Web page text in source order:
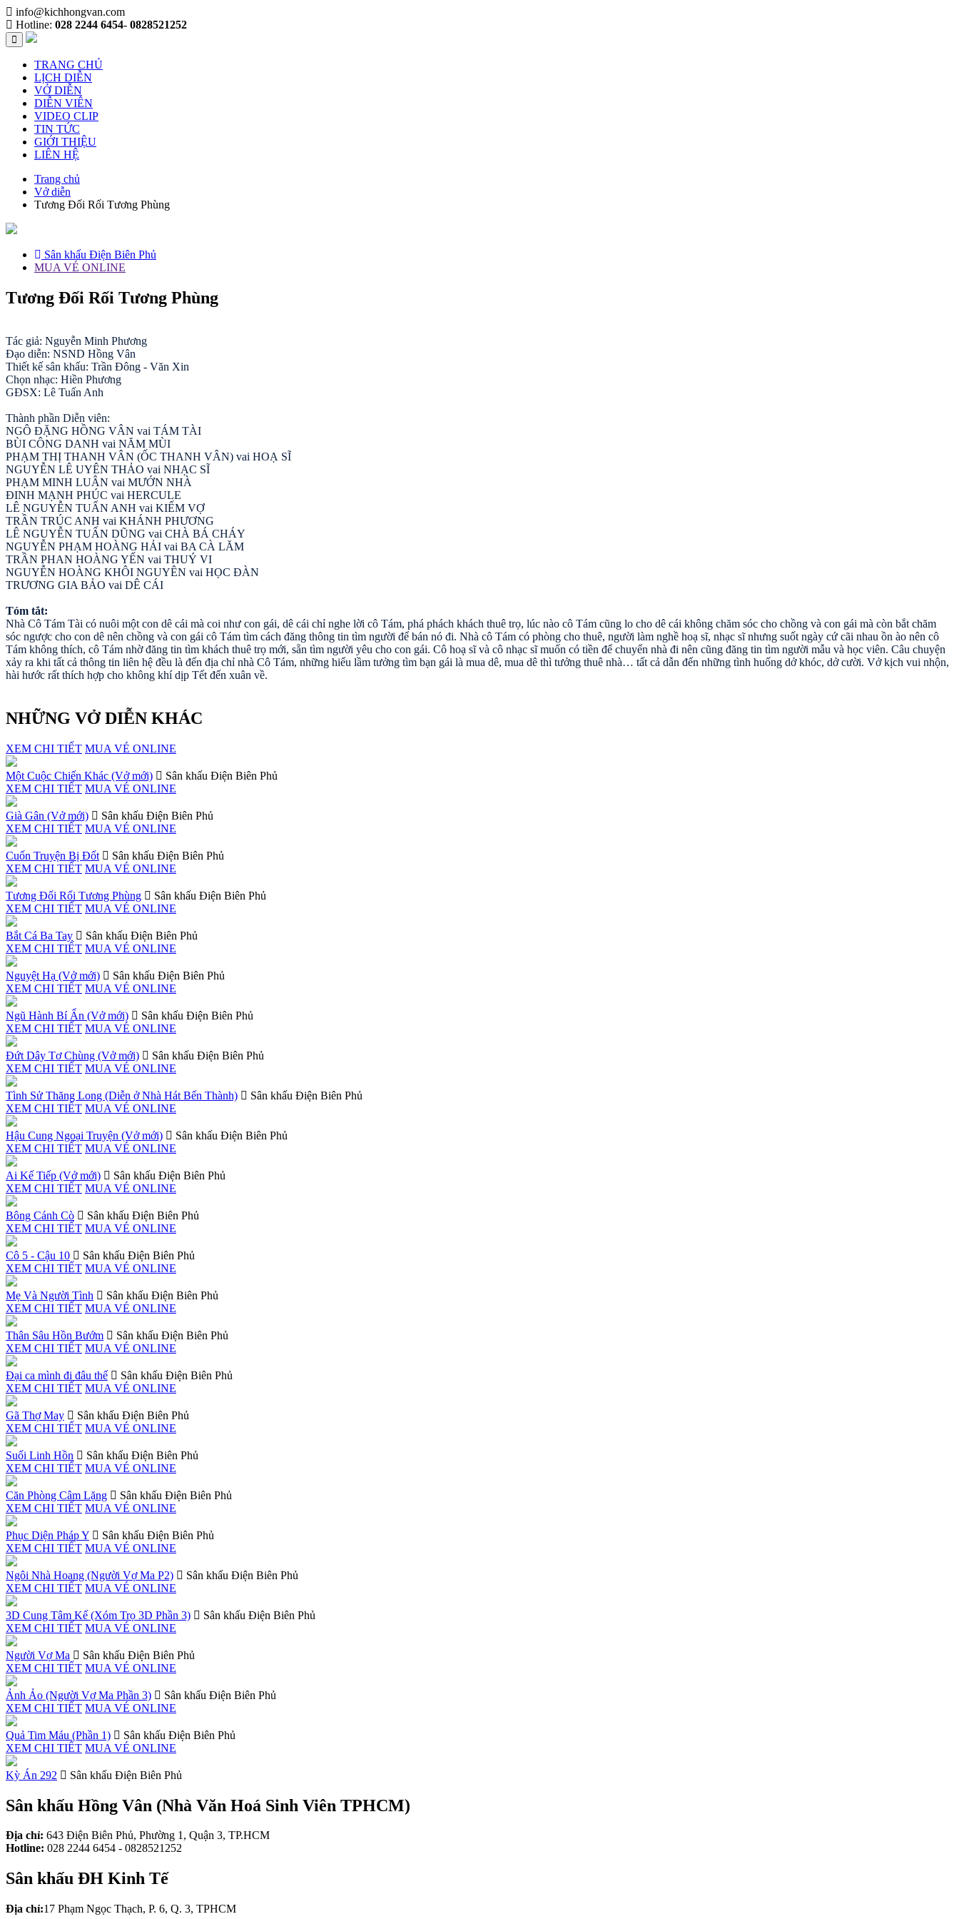
info@kichhongvan.com
Hotline: 028 2244 6454- 0828521252
TRANG CHỦ
LỊCH DIỄN
VỞ DIỄN
DIỄN VIÊN
VIDEO CLIP
TIN TỨC
GIỚI THIỆU
LIÊN HỆ
Trang chủ
Vở diễn
Tương Đối Rối Tương Phùng
Sân khấu Điện Biên Phủ
MUA VÉ ONLINE
Tương Đối Rối Tương Phùng
Tác giả: Nguyễn Minh Phương
Đạo diễn: NSND Hồng Vân
Thiết kế sân khấu: Trần Đông - Văn Xin
Chọn nhạc: Hiền Phương
GĐSX: Lê Tuấn Anh
Thành phần Diễn viên:
NGÔ ĐẶNG HỒNG VÂN vai TÁM TÀI
BÙI CÔNG DANH vai NĂM MÙI
PHẠM THỊ THANH VÂN (ỐC THANH VÂN) vai HOẠ SĨ
NGUYỄN LÊ UYÊN THẢO vai NHẠC SĨ
PHẠM MINH LUÂN vai MƯỚN NHÀ
ĐINH MẠNH PHÚC vai HERCULE
LÊ NGUYỄN TUẤN ANH vai KIẾM VỢ
TRẦN TRÚC ANH vai KHÁNH PHƯƠNG
LÊ NGUYỄN TUẤN DŨNG vai CHÀ BÁ CHÁY
NGUYỄN PHẠM HOÀNG HẢI vai BA CÀ LĂM
TRẦN PHAN HOÀNG YẾN vai THUÝ VI
NGUYỄN HOÀNG KHÔI NGUYÊN vai HỌC ĐÀN
TRƯƠNG GIA BẢO vai DÊ CÁI
Tóm tắt:
Nhà Cô Tám Tài có nuôi một con dê cái mà coi như con gái, dê cái chỉ nghe lời cô Tám, phá phách khách thuê trọ, lúc nào cô Tám cũng lo cho dê cái không chăm sóc cho chồng và con gái mà còn bắt chăm
sóc ngược cho con dê nên chồng và con gái cô Tám tìm cách đăng thông tin tìm người để bán nó đi. Nhà cô Tám có phòng cho thuê, người làm nghề hoạ sĩ, nhạc sĩ nhưng suốt ngày cứ cãi nhau ồn ào nên cô
Tám không thích, cô Tám nhờ đăng tin tìm khách thuê trọ mới, sẵn tìm người yêu cho con gái. Cô hoạ sĩ và cô nhạc sĩ muốn có tiền để chuyển nhà đi nên cũng đăng tin tìm người mẫu và học viên. Câu chuyện
xảy ra khi tất cả thông tin liên hệ đều là đến địa chỉ nhà Cô Tám, những hiểu lầm tưởng tìm bạn gái là mua dê, mua dê thì tưởng thuê nhà… tất cả dẫn đến những tình huống dở khóc, dở cười. Vở kịch vui nhộn,
hài hước rất thích hợp cho không khí dịp Tết đến xuân về.
NHỮNG VỞ DIỄN KHÁC
XEM CHI TIẾT MUA VÉ ONLINE
Một Cuộc Chiến Khác (Vở mới)
Sân khấu Điện Biên Phủ
XEM CHI TIẾT MUA VÉ ONLINE
Già Gân (Vở mới)
Sân khấu Điện Biên Phủ
XEM CHI TIẾT MUA VÉ ONLINE
Cuốn Truyện Bị Đốt
Sân khấu Điện Biên Phủ
XEM CHI TIẾT MUA VÉ ONLINE
Tương Đối Rối Tương Phùng
Sân khấu Điện Biên Phủ
XEM CHI TIẾT MUA VÉ ONLINE
Bắt Cá Ba Tay
Sân khấu Điện Biên Phủ
XEM CHI TIẾT MUA VÉ ONLINE
Nguyệt Hạ (Vở mới)
Sân khấu Điện Biên Phủ
XEM CHI TIẾT MUA VÉ ONLINE
Ngũ Hành Bí Ẩn (Vở mới)
Sân khấu Điện Biên Phủ
XEM CHI TIẾT MUA VÉ ONLINE
Đứt Dây Tơ Chùng (Vở mới)
Sân khấu Điện Biên Phủ
XEM CHI TIẾT MUA VÉ ONLINE
Tình Sử Thăng Long (Diễn ở Nhà Hát Bến Thành)
Sân khấu Điện Biên Phủ
XEM CHI TIẾT MUA VÉ ONLINE
Hậu Cung Ngoại Truyện (Vở mới)
Sân khấu Điện Biên Phủ
XEM CHI TIẾT MUA VÉ ONLINE
Ai Kế Tiếp (Vở mới)
Sân khấu Điện Biên Phủ
XEM CHI TIẾT MUA VÉ ONLINE
Bông Cánh Cò
Sân khấu Điện Biên Phủ
XEM CHI TIẾT MUA VÉ ONLINE
Cô 5 - Cậu 10
Sân khấu Điện Biên Phủ
XEM CHI TIẾT MUA VÉ ONLINE
Mẹ Và Người Tình
Sân khấu Điện Biên Phủ
XEM CHI TIẾT MUA VÉ ONLINE
Thân Sâu Hồn Bướm
Sân khấu Điện Biên Phủ
XEM CHI TIẾT MUA VÉ ONLINE
Đại ca mình đi đâu thế
Sân khấu Điện Biên Phủ
XEM CHI TIẾT MUA VÉ ONLINE
Gã Thợ May
Sân khấu Điện Biên Phủ
XEM CHI TIẾT MUA VÉ ONLINE
Suối Linh Hồn
Sân khấu Điện Biên Phủ
XEM CHI TIẾT MUA VÉ ONLINE
Căn Phòng Câm Lặng
Sân khấu Điện Biên Phủ
XEM CHI TIẾT MUA VÉ ONLINE
Phục Diện Pháp Y
Sân khấu Điện Biên Phủ
XEM CHI TIẾT MUA VÉ ONLINE
Ngôi Nhà Hoang (Người Vợ Ma P2)
Sân khấu Điện Biên Phủ
XEM CHI TIẾT MUA VÉ ONLINE
3D Cung Tâm Kế (Xóm Trọ 3D Phần 3)
Sân khấu Điện Biên Phủ
XEM CHI TIẾT MUA VÉ ONLINE
Người Vợ Ma
Sân khấu Điện Biên Phủ
XEM CHI TIẾT MUA VÉ ONLINE
Ảnh Ảo (Người Vợ Ma Phần 3)
Sân khấu Điện Biên Phủ
XEM CHI TIẾT MUA VÉ ONLINE
Quả Tim Máu (Phần 1)
Sân khấu Điện Biên Phủ
XEM CHI TIẾT MUA VÉ ONLINE
Kỳ Án 292 Sân khấu Điện Biên Phủ
Sân khấu Hồng Vân (Nhà Văn Hoá Sinh Viên TPHCM)
Địa chỉ: 643 Điện Biên Phủ, Phường 1, Quận 3, TP.HCM
Hotline: 028 2244 6454 - 0828521252
Sân khấu ĐH Kinh Tế
Địa chỉ:17 Phạm Ngọc Thạch, P. 6, Q. 3, TPHCM